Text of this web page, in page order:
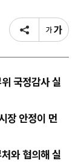
국정감사 실
장 안정이 먼
와 협의해 실